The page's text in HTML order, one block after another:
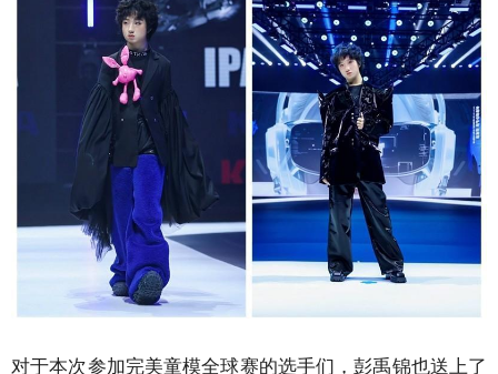
对于本次参加完美童模全球赛的选手们，彭禹锦也送上了